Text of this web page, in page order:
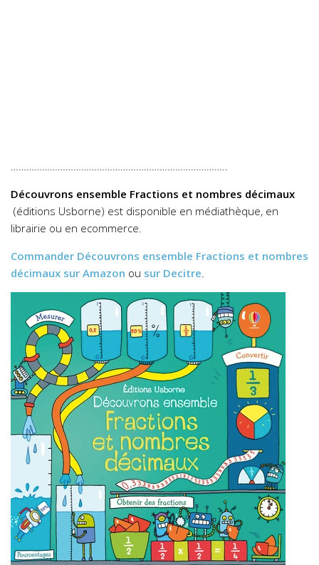
Découvrons ensemble Fractions et nombres décimaux
(éditions Usborne) est disponible en médiathèque, en
librairie ou en ecommerce.
Commander Découvrons ensemble Fractions et nombres
décimaux sur Amazon ou sur Decitre